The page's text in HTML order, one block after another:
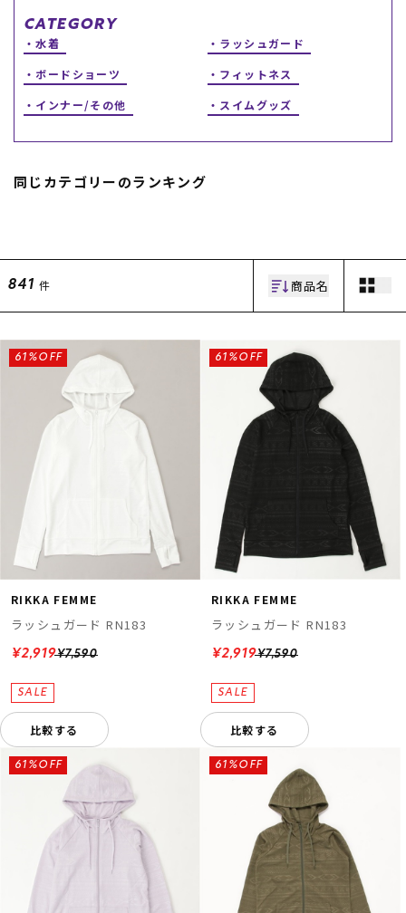
覧
スタッフスナップ
フ
中古/アウトレット スノ
ー
アフターサポート
よくある質問
店舗一覧
お問い合わせ
ムラサキスポーツ 公式アプリ
ポイント・クーポンもこのアプリで！
CATEGORY
水着
ラッシュガード
ボードショーツ
フィットネス
インナー/その他
スイムグッズ
同じカテゴリーのランキング
841 件 商品名
RIKKA FEMME
ラッシュガード RN183
¥7,590
61%OFF
¥2,919
比較する
RIKKA FEMME
ラッシュガード RN183
¥7,590
61%OFF
¥2,919
比較する
61%OFF 61%OFF